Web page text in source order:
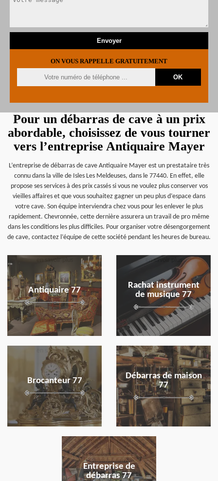
ON VOUS RAPPELLE GRATUITEMENT
Pour un débarras de cave à un prix
abordable, choisissez de vous tourner
vers l’entreprise Antiquaire Mayer
L’entreprise de débarras de cave Antiquaire Mayer est un prestataire très
connu dans la ville de Isles Les Meldeuses, dans le 77440. En effet, elle
propose ses services à des prix cassés si vous ne voulez plus conserver vos
vieilles affaires et que vous souhaitez gagner un peu plus d’espace dans
votre cave. Son équipe interviendra chez vous pour les enlever le plus
rapidement. Chevronnée, cette dernière assurera un travail de pro même
dans les conditions les plus difficiles. Pour organiser votre désengorgement
de cave, contactez l’équipe de cette société pendant les heures de bureau.
Antiquaire 77
en savoir plus
Rachat instrument
de musique 77
en savoir plus
Brocanteur 77
en savoir plus
Débarras de maison
77
en savoir plus
Entreprise de
débarras 77
en savoir plus